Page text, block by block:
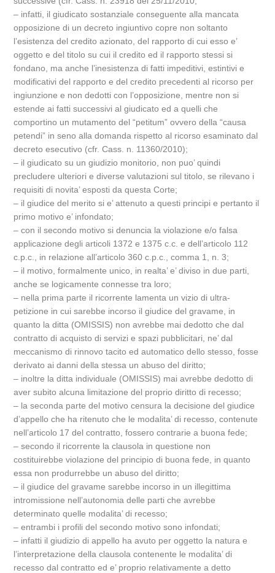
– infatti, il giudicato sostanziale conseguente alla mancata
opposizione di un decreto ingiuntivo copre non soltanto
l’esistenza del credito azionato, del rapporto di cui esso e’
oggetto e del titolo su cui il credito ed il rapporto stessi si
fondano, ma anche l’inesistenza di fatti impeditivi, estintivi e
modificativi del rapporto e del credito precedenti al ricorso per
ingiunzione e non dedotti con l’opposizione, mentre non si
estende ai fatti successivi al giudicato ed a quelli che
comportino un mutamento del “petitum” ovvero della “causa
petendi” in seno alla domanda rispetto al ricorso esaminato dal
decreto esecutivo (cfr. Cass. n. 11360/2010);
– il giudicato su un giudizio monitorio, non puo’ quindi
precludere ulteriori e diverse valutazioni sul titolo, se rilevano i
requisiti di novita’ esposti da questa Corte;
– il giudice del merito si e’ attenuto a questi principi e pertanto il
primo motivo e’ infondato;
– con il secondo motivo si denuncia la violazione e/o falsa
applicazione degli articoli 1372 e 1375 c.c. e dell’articolo 112
c.p.c., in relazione all’articolo 360 c.p.c., comma 1, n. 3;
– il motivo, formalmente unico, in realta’ e’ diviso in due parti,
anche se logicamente connesse tra loro;
– nella prima parte il ricorrente lamenta un vizio di ultra-
petizione in cui sarebbe incorso il giudice del gravame, in
quanto la ditta (OMISSIS) non avrebbe mai dedotto che dal
contratto di acquisto di servizi e spazi pubblicitari, ne’ dal
meccanismo di rinnovo tacito ed automatico dello stesso, fosse
derivato ai danni della stessa un abuso del diritto;
– inoltre la ditta individuale (OMISSIS) mai avrebbe dedotto di
aver subito alcuna limitazione del proprio diritto di recesso;
– la seconda parte del motivo censura la decisione del giudice
d’appello che ha ritenuto che le modalita’ di recesso, contenute
nell’articolo 17 del contratto, fossero contrarie a buona fede;
– secondo il ricorrente la clausola in questione non
costituirebbe violazione del principio di buona fede, in quanto
essa non produrrebbe un abuso del diritto;
– il giudice del gravame sarebbe incorso in un illegittima
intromissione nell’autonomia delle parti che avrebbe
determinato quelle modalita’ di recesso;
– entrambi i profili del secondo motivo sono infondati;
– infatti il giudizio di appello ha avuto per oggetto la natura e
l’interpretazione della clausola contenente le modalita’ di
recesso dal contratto ed e’ proprio relativamente a detto